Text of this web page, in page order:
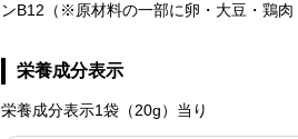
ンB12（※原材料の一部に卵・大豆・鶏肉
栄養成分表示
栄養成分表示1袋（20g）当り